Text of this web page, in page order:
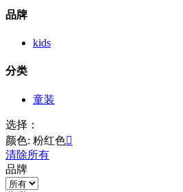
品牌
kids
分类
童装
选择：
颜色: 粉红色
清除所有
品牌